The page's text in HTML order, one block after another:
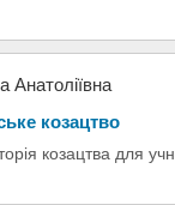
Анатоліївна
козацтво
козацтва для